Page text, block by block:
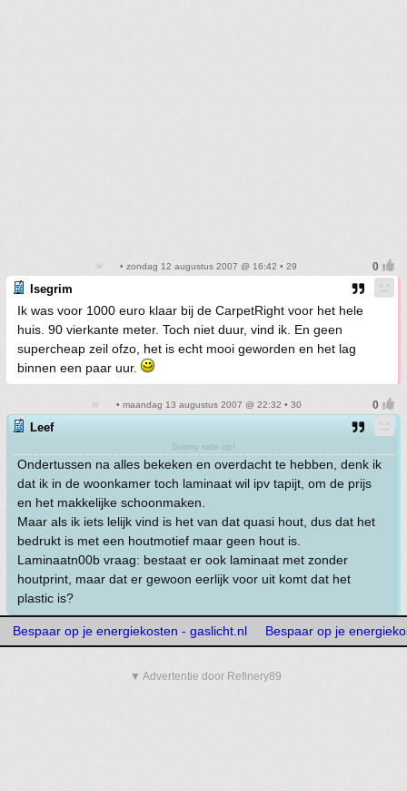
• zondag 12 augustus 2007 @ 16:42 • 29
Isegrim
Ik was voor 1000 euro klaar bij de CarpetRight voor het hele
huis. 90 vierkante meter. Toch niet duur, vind ik. En geen
supercheap zeil ofzo, het is echt mooi geworden en het lag
binnen een paar uur.
• maandag 13 augustus 2007 @ 22:32 • 30
Leef
Sunny side up!
Ondertussen na alles bekeken en overdacht te hebben, denk ik
dat ik in de woonkamer toch laminaat wil ipv tapijt, om de prijs
en het makkelijke schoonmaken.
Maar als ik iets lelijk vind is het van dat quasi hout, dus dat het
bedrukt is met een houtmotief maar geen hout is.
Laminaatn00b vraag: bestaat er ook laminaat met zonder
houtprint, maar dat er gewoon eerlijk voor uit komt dat het
plastic is?
Bespaar op je energiekosten - gaslicht.nl Bespaar op je
▼ Advertentie door Refinery89